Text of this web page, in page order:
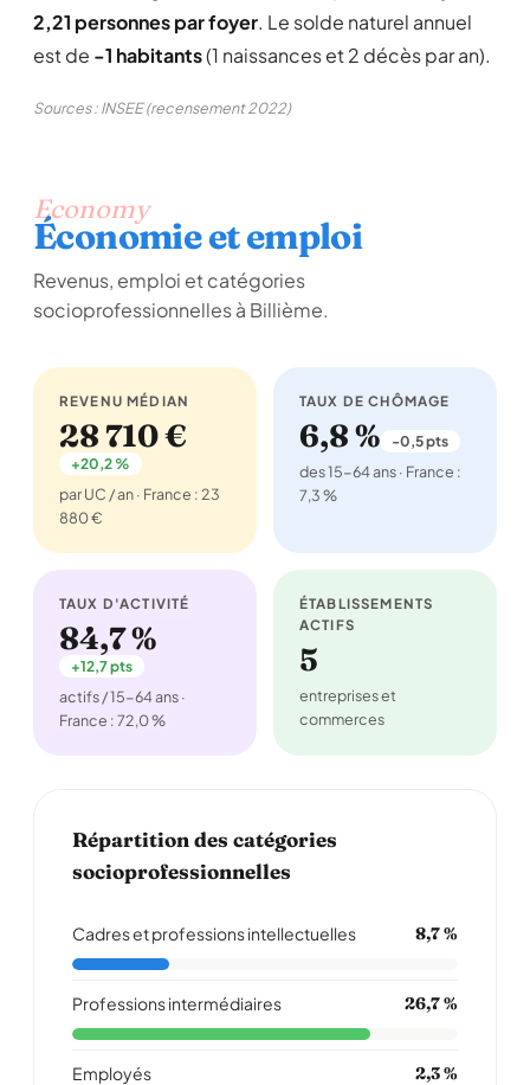
2,21 personnes par foyer. Le solde naturel annuel
est de -1 habitants(1 naissances et 2 décès par an).
Sources : INSEE (recensement 2022)
Economy
Économie et emploi
Revenus, emploi et catégories
socioprofessionnelles à Billième.
REVENU MÉDIAN
28 710 €
+20,2 %
par UC / an · France : 23
880 €
TAUX DE CHÔMAGE
6,8 % -0,5 pts
des 15-64 ans · France :
7,3 %
TAUX D'ACTIVITÉ
84,7 %
+12,7 pts
actifs / 15-64 ans ·
France : 72,0 %
ÉTABLISSEMENTS
ACTIFS
5
entreprises et
commerces
Répartition des catégories
socioprofessionnelles
Cadres et professions intellectuelles 8,7 %
Professions intermédiaires 26,7 %
Employés 2,3 %